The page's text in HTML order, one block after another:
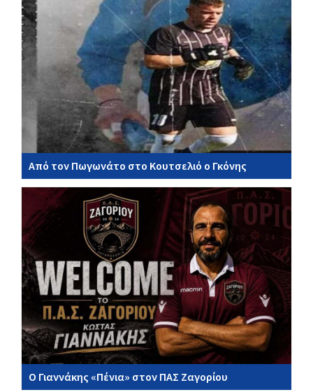
Από τον Πωγωνάτο στο Κουτσελιό ο Γκόνης
Ο Γιαννάκης «Πένια» στον ΠΑΣ Ζαγορίου